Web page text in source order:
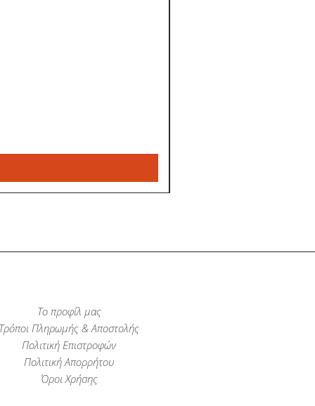
Το προφίλ μας
Τρόποι Πληρωμής & Αποστολής
Πολιτική Επιστροφών
Πολιτική Απορρήτου
Όροι Χρήσης